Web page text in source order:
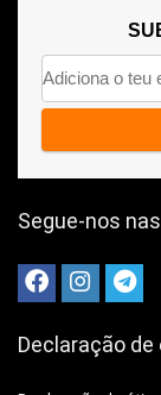
Segue-nos
Declaração de